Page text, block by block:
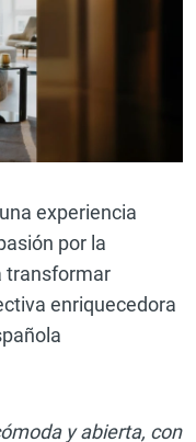
experiencia
por la
transformar
enriquecedora
y abierta, con